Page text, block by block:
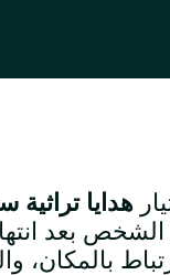
هدايا تراثية
بعد